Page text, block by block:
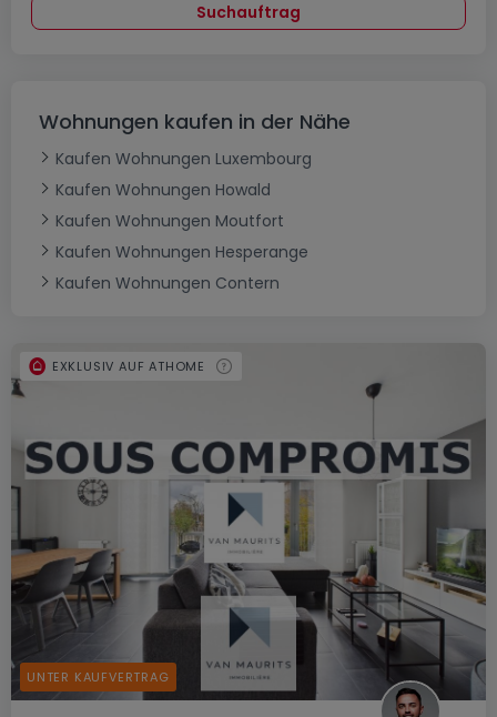
Suchauftrag
Wohnungen kaufen in der Nähe
Kaufen Wohnungen Luxembourg
Kaufen Wohnungen Howald
Kaufen Wohnungen Moutfort
Kaufen Wohnungen Hesperange
Kaufen Wohnungen Contern
EXKLUSIV AUF ATHOME
UNTER KAUFVERTRAG